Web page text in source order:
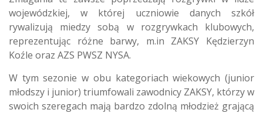
wojewódzkiej, w której uczniowie danych szkół
rywalizują miedzy sobą w rozgrywkach klubowych,
reprezentując różne barwy, m.in ZAKSY Kędzierzyn
Koźle oraz AZS PWSZ NYSA.
W tym sezonie w obu kategoriach wiekowych (junior
młodszy i junior) triumfowali zawodnicy ZAKSY, którzy w
swoich szeregach mają bardzo zdolną młodzież grającą